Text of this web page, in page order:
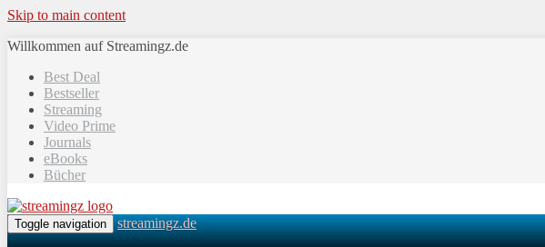
Skip to main content
Willkommen auf Streamingz.de
Best Deal
Bestseller
Streaming
Video Prime
Journals
eBooks
Bücher
Toggle navigation streamingz.de